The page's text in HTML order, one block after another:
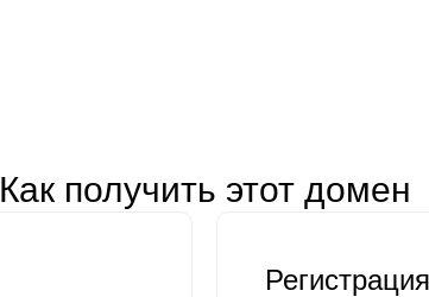
Как получить этот домен